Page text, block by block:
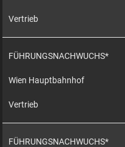
Vertrieb
FÜHRUNGSNACHWUCHS*
Wien Hauptbahnhof
Vertrieb
FÜHRUNGSNACHWUCHS*